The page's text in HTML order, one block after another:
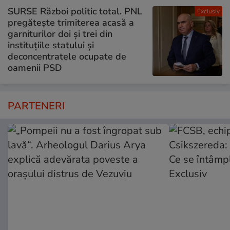
Exclusiv
SURSE Război politic total. PNL
pregătește trimiterea acasă a
garniturilor doi și trei din
instituțiile statului și
deconcentratele ocupate de
oamenii PSD
PARTENERI